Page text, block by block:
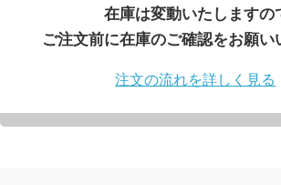
在庫は変動いたしますの
ご注文前に在庫のご確認をお願い
注文の流れを詳しく見る